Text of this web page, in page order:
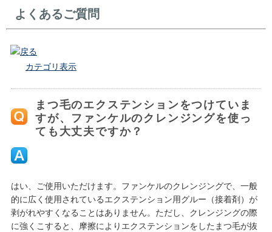
よくあるご質問
戻る
カテゴリ表示
まつ毛のエクステンションをつけていま
すが、ファンケルのクレンジングを使っ
ても大丈夫ですか？
はい、ご使用いただけます。ファンケルのクレンジングで、一般
的に広く使用されているエクステンション用グルー（接着剤）が
剥がれやすくなることはありません。ただし、クレンジングの際
に強くこすると、摩擦によりエクステンションをしたまつ毛が抜